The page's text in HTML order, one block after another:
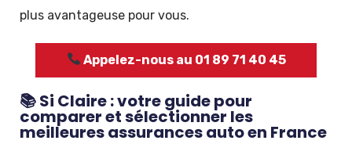
plus avantageuse pour vous.
Appelez-nous au 01 89 71 40 45
📚 Si Claire : votre guide pour
comparer et sélectionner les
meilleures assurances auto en France